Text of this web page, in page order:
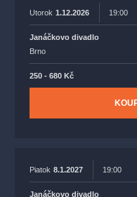
Utorok 1.12.2026 19:00
Janáčkovo divadlo
Brno
250 - 680 Kč
Piatok 8.1.2027 19:00
Janáčkovo divadlo